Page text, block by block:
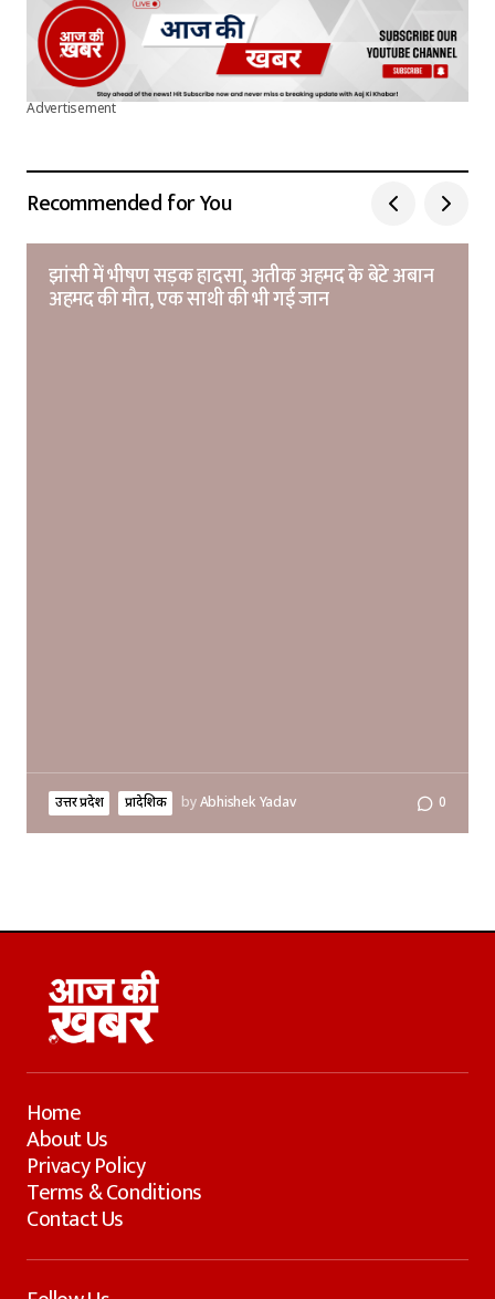
Advertisement
Recommended for You
झांसी में भीषण सड़क हादसा, अतीक अहमद के बेटे अबान
अहमद की मौत, एक साथी की भी गई जान
उत्तर प्रदेश प्रादेशिक byAbhishek Yadav 0
Home
About Us
Privacy Policy
Terms & Conditions
Contact Us